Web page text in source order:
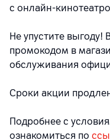
с онлайн-
Не упустите выгоду!
промокодом в
обслуживания
Сроки акции
Подробнее с
ознакомиться по